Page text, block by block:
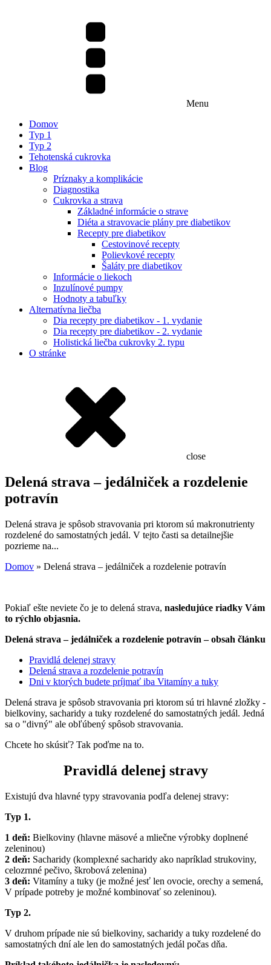
Menu
Domov
Typ 1
Typ 2
Tehotenská cukrovka
Blog
Príznaky a komplikácie
Diagnostika
Cukrovka a strava
Základné informácie o strave
Diéta a stravovacie plány pre diabetikov
Recepty pre diabetikov
Cestovinové recepty
Polievkové recepty
Šaláty pre diabetikov
Informácie o liekoch
Inzulínové pumpy
Hodnoty a tabuľky
Alternatívna liečba
Dia recepty pre diabetikov - 1. vydanie
Dia recepty pre diabetikov - 2. vydanie
Holistická liečba cukrovky 2. typu
O stránke
close
Delená strava – jedálniček a rozdelenie
potravín
Delená strava je spôsob stravovania pri ktorom sú makronutrienty
rozdelené do samostatných jedál. V tejto časti sa detailnejšie
pozrieme na...
Domov » Delená strava – jedálniček a rozdelenie potravín
Pokiaľ ešte neviete čo je to delená strava, nasledujúce riadky Vám
to rýchlo objasnia.
Delená strava – jedálniček a rozdelenie potravín – obsah článku
Pravidlá delenej stravy
Delená strava a rozdelenie potravín
Dni v ktorých budete príjmať iba Vitamíny a tuky
Delená strava je spôsob stravovania pri ktorom sú tri hlavné zložky -
bielkoviny, sacharidy a tuky rozdelené do samostatných jedál. Jedná
sa o "divný" ale obľúbený spôsob stravovania.
Chcete ho skúsiť? Tak poďme na to.
Pravidlá delenej stravy
Existujú dva hlavné typy stravovania podľa delenej stravy:
Typ 1.
1 deň: Bielkoviny (hlavne mäsové a mliečne výrobky doplnené
zeleninou)
2 deň: Sacharidy (komplexné sacharidy ako napríklad strukoviny,
celozrnné pečivo, škrobová zelenina)
3 deň: Vitamíny a tuky (je možné jesť len ovocie, orechy a semená,
V prípade potreby je možné kombinovať so zeleninou).
Typ 2.
V druhom prípade nie sú bielkoviny, sacharidy a tuky rozdelené do
samostatných dní ale len do samostatných jedál počas dňa.